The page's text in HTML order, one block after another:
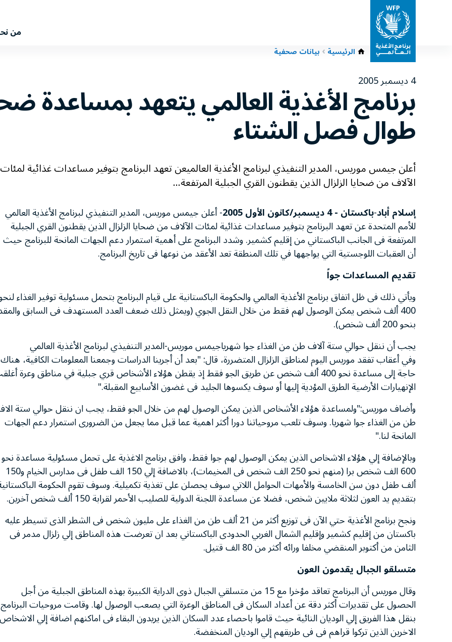
من
الرئيسية بيانات صحفية
4 ديسمبر 2005
برنامج الأغذية العالمي يتعهد بمساعدة
طوال فصل الشتاء
أعلن جيمس موريس، المدير التنفيذي لبرنامج الأغذية العالميعن تعهد البرنامج بتوفير مساعدات غذائية لمئات
الآلاف من ضحايا الزلزال الذين يقطنون القري الجبلية المرتفعة...
إسلام أباد-باكستان - 4 ديسمبر/كانون الأول 2005 - أعلن جيمس موريس، المدير التنفيذي لبرنامج الأغذية العالمي
للأمم المتحدة عن تعهد البرنامج بتوفير مساعدات غذائية لمئات الآلاف من ضحايا الزلزال الذين يقطنون القري الجبلية
المرتفعة فى الجانب الباكستاني من إقليم كشمير. وشدد البرنامج على أهمية استمرار دعم الجهات المانحة للبرنامج حيث
أن العقبات اللوجستية التي يواجهها في تلك المنطقة تعد الأعقد من نوعها فى تاريخ البرنامج.
تقديم المساعدات جواً
ويأتي ذلك فى ظل اتفاق برنامج الأغذية العالمي والحكومة الباكستانية على قيام البرنامج بتحمل مسئولية توفير الغذاء
400 ألف شخص يمكن الوصول لهم فقط من خلال النقل الجوي (ويمثل ذلك ضعف العدد المستهدف فى السابق
بنحو 200 ألف شخص).
يجب أن ننقل حوالي ستة آلاف طن من الغذاء جوا شهرياجيمس موريس-المدير التنفيذي لبرنامج الأغذية العالمي
وفي أعقاب تفقد موريس اليوم لمناطق الزلزال المتضررة، قال: "بعد أن أجرينا الدراسات وجمعنا المعلومات الكافية، هناك
حاجة إلى مساعدة نحو 400 ألف شخص عن طريق الجو فقط إذ يقطن هؤلاء الأشخاص قري جبلية في مناطق وعرة
الإنهيارات الأرضية الطرق المؤدية إليها أو سوف يكسوها الجليد فى غضون الأسابيع المقبلة."
وأضاف موريس:"ولمساعدة هؤلاء الأشخاص الذين يمكن الوصول لهم من خلال الجو فقط، يجب ان ننقل حوالي ستة
طن من الغذاء جوا شهريا. وسوف تلعب مروحياتنا دورا أكثر اهمية عما قبل مما يجعل من الضرورى استمرار دعم الجهات
المانحة لنا."
وبالإضافة إلي هؤلاء الاشخاص الذين يمكن الوصول لهم جوا فقط، وافق برنامج الاغذية على تحمل مسئولية مساعدة نحو
600 الف شخص برا (منهم نحو 250 الف شخص فى المخيمات)، بالاضافة إلي 150 الف طفل فى مدارس الخيام و150
ألف طفل دون سن الخامسة والأمهات الحوامل اللاتي سوف يحصلن على تغذية تكميلية. وسوف تقوم الحكومة
بتقديم يد العون لثلاثة ملايين شخص، فضلا عن مساعدة اللجنة الدولية للصليب الأحمر لقرابة 150 ألف شخص آخرين.
ونجح برنامج الأغذية حتي الآن فى توزيع أكثر من 21 ألف طن من الغذاء على مليون شخص فى الشطر الذى تسيطر عليه
باكستان من إقليم كشمير وإقليم الشمال الغربي الحدودى الباكستاني بعد ان تعرضت هذه المناطق إلي زلزال مدمر فى
الثامن من أكتوبر المنقضي مخلفا ورائه أكثر من 80 الف قتيل.
متسلقو الجبال يقدمون العون
وقال موريس أن البرنامج تعاقد مؤخرا مع 15 من متسلقي الجبال ذوى الدراية الكبيرة بهذه المناطق الجبلية من أجل
الحصول على تقديرات أكثر دقة عن أعداد السكان فى المناطق الوعرة التي يصعب الوصول لها. وقامت مروحيات البرنامج
بنقل هذا الفريق إلي الوديان النائية حيث قاموا باحصاء عدد السكان الذين يريدون البقاء فى اماكنهم اضافة إلي الاشخاص
الاخرين الذين تركوا قراهم فى فى طريقهم إلي الوديان المنخفضة.